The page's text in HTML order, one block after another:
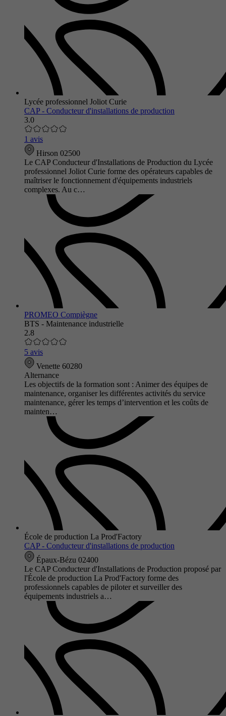
Lycée professionnel Joliot Curie
CAP - Conducteur d'installations de production
3.0
1 avis
Hirson 02500
Le CAP Conducteur d'Installations de Production du Lycée
professionnel Joliot Curie forme des opérateurs capables de
maîtriser le fonctionnement d'équipements industriels
complexes. Au c…
PROMEO Compiègne
BTS - Maintenance industrielle
2.8
5 avis
Venette 60280
Alternance
Les objectifs de la formation sont : Animer des équipes de
maintenance, organiser les différentes activités du service
maintenance, gérer les temps d’intervention et les coûts de
mainten…
École de production La Prod'Factory
CAP - Conducteur d'installations de production
Épaux-Bézu 02400
Le CAP Conducteur d'Installations de Production proposé par
l'École de production La Prod'Factory forme des
professionnels capables de piloter et surveiller des
équipements industriels a…